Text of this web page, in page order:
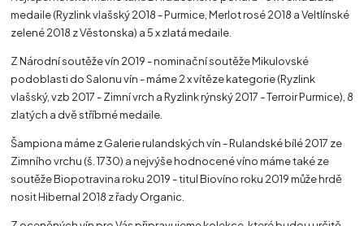
medaile (Ryzlink vlašský 2018 - Purmice, Merlot rosé 2018 a Veltlínské
zelené 2018 z Věstonska) a 5 x zlatá medaile.
Z Národní soutěže vín 2019 - nominační soutěže Mikulovské
podoblasti do Salonu vín - máme 2 x vítěze kategorie (Ryzlink
vlašský, vzb 2017 - Zimní vrch a Ryzlink rýnský 2017 - Terroir Purmice), 8
zlatých a dvě stříbrné medaile.
Šampiona máme z Galerie rulandských vín - Rulandské bílé 2017 ze
Zimního vrchu (š. 1730) a nejvýše hodnocené víno máme také ze
soutěže Biopotravina roku 2019 - titul Biovíno roku 2019 může hrdě
nosit Hibernal 2018 z řady Organic.